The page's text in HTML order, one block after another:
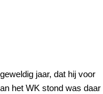
jaar, dat hij voor
het WK stond was daar